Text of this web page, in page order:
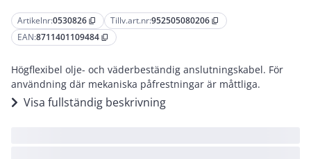
Artikelnr:0530826 content_copy Tillv.art.nr:952505080206 content_copy
EAN:8711401109484 content_copy
Högflexibel olje- och väderbeständig anslutningskabel. För
användning där mekaniska påfrestningar är måttliga.
Visa fullständig beskrivning